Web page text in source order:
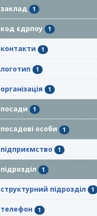
заклад 1
код єдрпоу 1
контакти 1
логотип 1
організація 1
посади 1
посадові особи 1
підприємство 1
підрозділ 1
структурний підрозділ 1
телефон 1